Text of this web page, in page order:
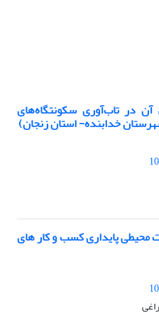
در تاب‌آوری سکونتگاه‌های
خدابنده- استان زنجان)
پایداری کسب و کار های